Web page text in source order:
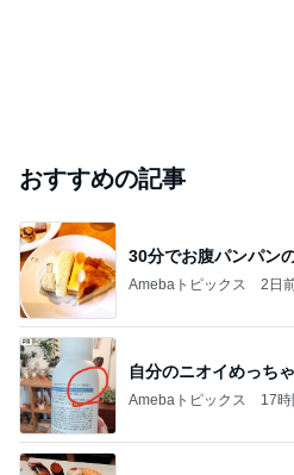
おすすめの記事
30分でお腹パンパン
Amebaトピックス 2日
自分のニオイめっち
Amebaトピックス 17